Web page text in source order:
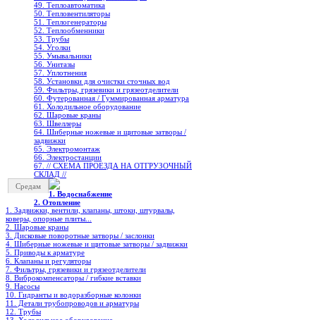
49. Теплоавтоматика
50. Тепловентиляторы
51. Теплогенераторы
52. Теплообменники
53. Трубы
54. Уголки
55. Умывальники
56. Унитазы
57. Уплотнения
58. Установки для очистки сточных вод
59. Фильтры, грязевики и грязеотделители
60. Футерованная / Гуммированная арматура
61. Холодильное oборудование
62. Шаровые краны
63. Швеллеры
64. Шиберные ножевые и щитовые затворы /
задвижки
65. Электромонтаж
66. Электростанции
67. // СХЕМА ПРОЕЗДА НА ОТГРУЗОЧНЫЙ
СКЛАД //
Средам
1. Водоснабжение
2. Отопление
1. Задвижки, вентили, клапаны, штоки, штурвалы,
коверы, опорные плиты...
2. Шаровые краны
3. Дисковые поворотные затворы / заслонки
4. Шиберные ножевые и щитовые затворы / задвижки
5. Приводы к арматуре
6. Клапаны и регуляторы
7. Фильтры, грязевики и грязеотделители
8. Виброкомпенсаторы / гибкие вставки
9. Насосы
10. Гидранты и водоразборные колонки
11. Детали трубопроводов и арматуры
12. Трубы